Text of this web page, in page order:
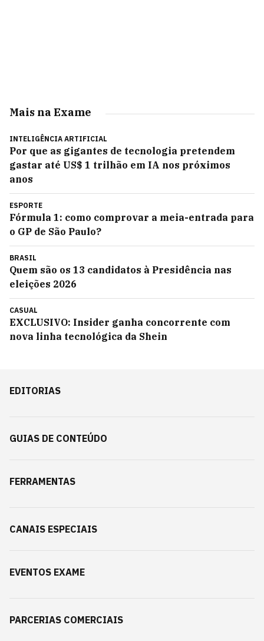
Mais na Exame
INTELIGÊNCIA ARTIFICIAL
Por que as gigantes de tecnologia pretendem
gastar até US$ 1 trilhão em IA nos próximos
anos
ESPORTE
Fórmula 1: como comprovar a meia-entrada para
o GP de São Paulo?
BRASIL
Quem são os 13 candidatos à Presidência nas
eleições 2026
CASUAL
EXCLUSIVO: Insider ganha concorrente com
nova linha tecnológica da Shein
EDITORIAS
GUIAS DE CONTEÚDO
FERRAMENTAS
CANAIS ESPECIAIS
EVENTOS EXAME
PARCERIAS COMERCIAIS